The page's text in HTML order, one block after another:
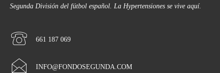
Segunda División del fútbol español. La Hypertensiones se vive aquí.
661 187 069
INFO@FONDOSEGUNDA.COM